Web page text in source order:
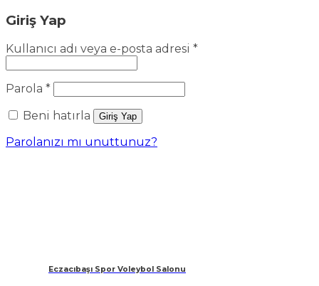
Eczacıbaşı Spor Voleybol Salonu
Giriş Yap
Kullanıcı adı veya e-posta adresi *Gerekli
Parola *Gerekli
Beni hatırla Giriş Yap
Parolanızı mı unuttunuz?